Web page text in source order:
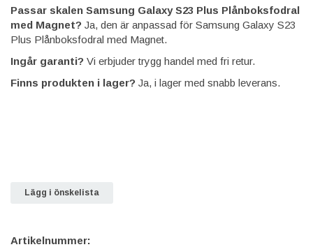
Passar skalen Samsung Galaxy S23 Plus Plånboksfodral
med Magnet? Ja, den är anpassad för Samsung Galaxy S23
Plus Plånboksfodral med Magnet.
Ingår garanti? Vi erbjuder trygg handel med fri retur.
Finns produkten i lager? Ja, i lager med snabb leverans.
Lägg i önskelista
Artikelnummer: